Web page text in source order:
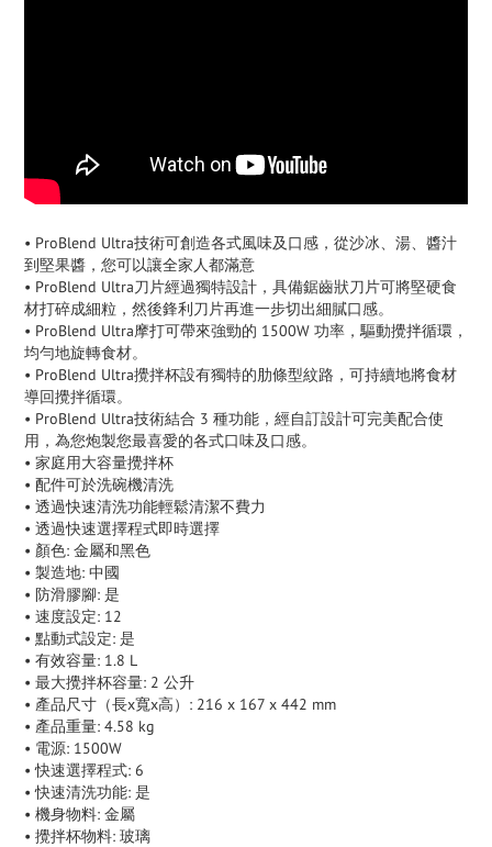
• ProBlend Ultra技術可創造各式風味及口感，從沙冰、湯、醬汁
到堅果醬，您可以讓全家人都滿意
• ProBlend Ultra刀片經過獨特設計，具備鋸齒狀刀片可將堅硬食
材打碎成細粒，然後鋒利刀片再進一步切出細膩口感。
• ProBlend Ultra摩打可帶來強勁的 1500W 功率，驅動攪拌循環，
均勻地旋轉食材。
• ProBlend Ultra攪拌杯設有獨特的肋條型紋路，可持續地將食材
導回攪拌循環。
• ProBlend Ultra技術結合 3 種功能，經自訂設計可完美配合使
用，為您炮製您最喜愛的各式口味及口感。
• 家庭用大容量攪拌杯
• 配件可於洗碗機清洗
• 透過快速清洗功能輕鬆清潔不費力
• 透過快速選擇程式即時選擇
• 顏色: 金屬和黑色
• 製造地: 中國
• 防滑膠腳: 是
• 速度設定: 12
• 點動式設定: 是
• 有效容量: 1.8 L
• 最大攪拌杯容量: 2 公升
• 產品尺寸（長x寬x高）: 216 x 167 x 442 mm
• 產品重量: 4.58 kg
• 電源: 1500W
• 快速選擇程式: 6
• 快速清洗功能: 是
• 機身物料: 金屬
• 攪拌杯物料: 玻璃